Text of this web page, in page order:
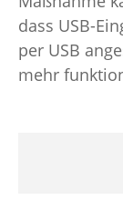
dass USB-
per USB
mehr